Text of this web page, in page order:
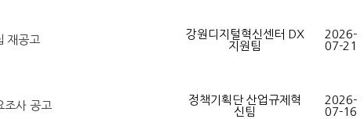
재공고
강원디지털혁신센터 DX
지원팀
2026-
07-21
사 공고
정책기획단 산업규제혁
신팀
2026-
07-16